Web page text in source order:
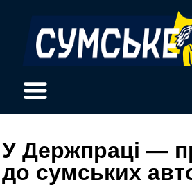
У Держпраці —
до сумських